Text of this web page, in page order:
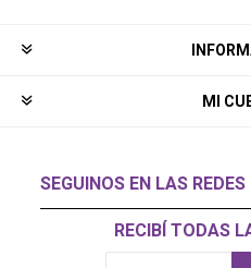
MI
SEGUINOS EN LAS REDES
RECIBÍ TODAS